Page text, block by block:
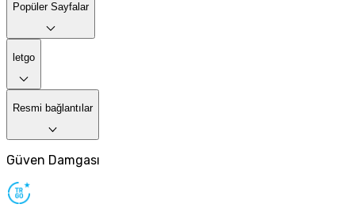
Popüler Sayfalar
letgo
Resmi bağlantılar
Güven Damgası